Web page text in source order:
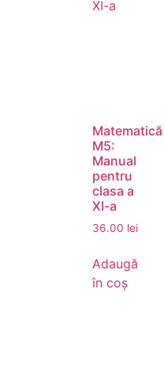
Matematică
M5:
Manual
pentru
clasa a
XI-a
36.00 lei
Adaugă
în coș